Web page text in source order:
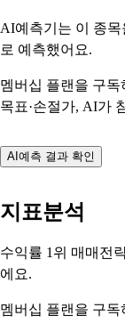
AI예측기는 이 종목
로 예측했어요.
멤버십 플랜을 구
목표·손절가, AI가
AI예측 결과 확인
지표분석
수익률 1위 매매전
에요.
멤버십 플랜을 구